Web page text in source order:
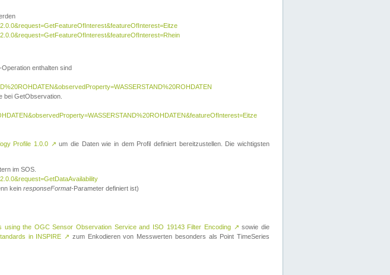
enthalten sind
bei GetObservation.
Profile 1.0.0 ↗ um die Daten wie in dem Profil definiert bereitzustellen. Die wichtigsten
im SOS.
kein responseFormat-Parameter definiert ist)
using the OGC Sensor Observation Service and ISO 19143 Filter Encoding ↗ sowie die
in INSPIRE ↗ zum Enkodieren von Messwerten besonders als Point TimeSeries